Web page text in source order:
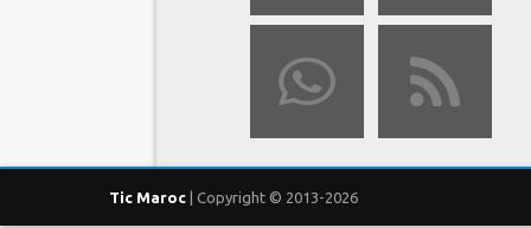
Tic Maroc | Copyright © 2013-2026